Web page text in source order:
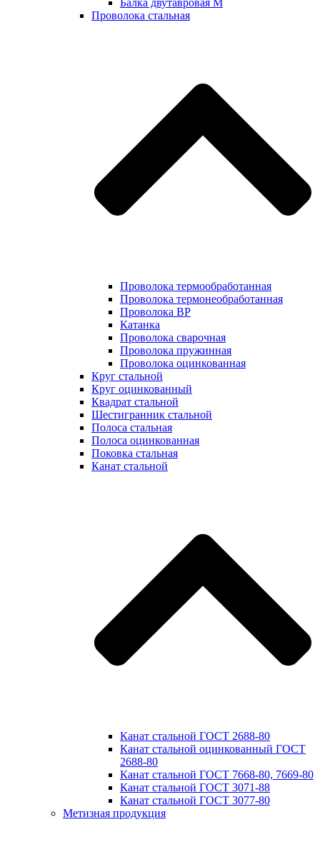
Балка двутавровая М
Проволока стальная
Проволока термообработанная
Проволока термонеобработанная
Проволока ВР
Катанка
Проволока сварочная
Проволока пружинная
Проволока оцинкованная
Круг стальной
Круг оцинкованный
Квадрат стальной
Шестигранник стальной
Полоса стальная
Полоса оцинкованная
Поковка стальная
Канат стальной
Канат стальной ГОСТ 2688-80
Канат стальной оцинкованный ГОСТ
2688-80
Канат стальной ГОСТ 7668-80, 7669-80
Канат стальной ГОСТ 3071-88
Канат стальной ГОСТ 3077-80
Метизная продукция